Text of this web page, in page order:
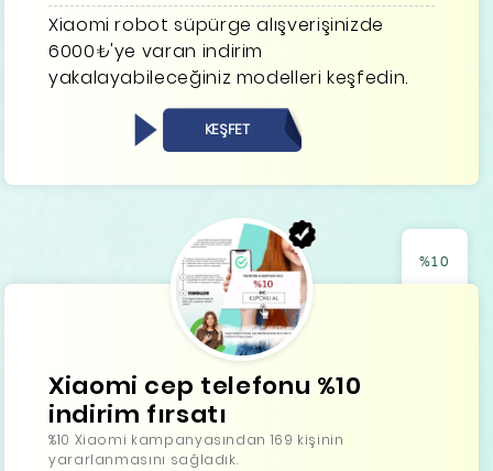
Xiaomi robot süpürge alışverişinizde
6000₺'ye varan indirim
yakalayabileceğiniz modelleri keşfedin.
KEŞFET
%10
Xiaomi cep telefonu %10
indirim fırsatı
%10 Xiaomi kampanyasından 169 kişinin
yararlanmasını sağladık.